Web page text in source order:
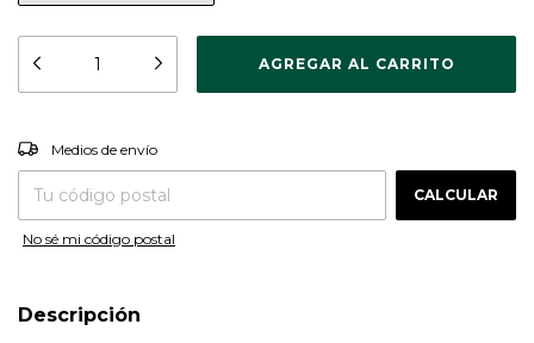
Entregas para el CP:
Medios de envío
CALCULAR
No sé mi código postal
Descripción